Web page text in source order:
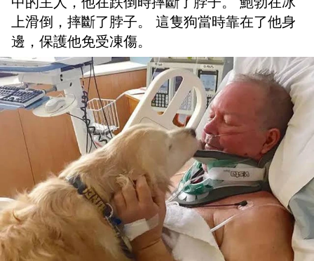
上滑倒，摔斷了脖子。 這隻狗當時靠在了他身
邊，保護他免受凍傷。